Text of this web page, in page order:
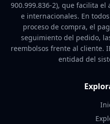
900.999.836-2), que facilita el
e internacionales. En
proceso de compra, el
seguimiento del pedido,
reembolsos frente al cliente.
entidad del